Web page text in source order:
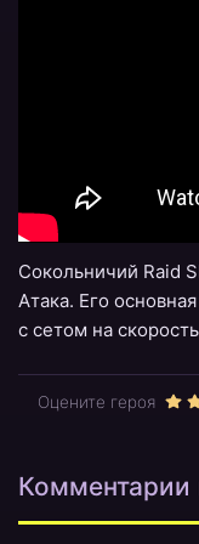
Сокольничий Raid
Атака. Его
с сетом на
Оцените героя
Комментарии